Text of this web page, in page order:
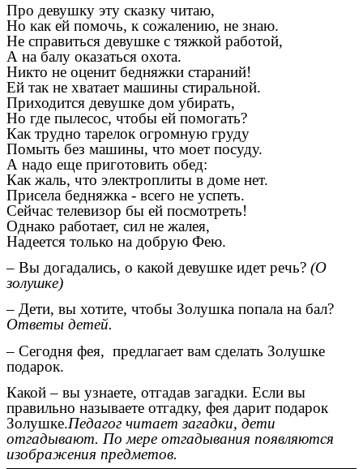
Про девушку эту сказку читаю,
Но как ей помочь, к сожалению, не знаю.
Не справиться девушке с тяжкой работой,
А на балу оказаться охота.
Никто не оценит бедняжки стараний!
Ей так не хватает машины стиральной.
Приходится девушке дом убирать,
Но где пылесос, чтобы ей помогать?
Как трудно тарелок огромную груду
Помыть без машины, что моет посуду.
А надо еще приготовить обед:
Как жаль, что электроплиты в доме нет.
Присела бедняжка - всего не успеть.
Сейчас телевизор бы ей посмотреть!
Однако работает, сил не жалея,
Надеется только на добрую Фею.
– Вы догадались, о какой девушке идет речь? (О
золушке)
– Дети, вы хотите, чтобы Золушка попала на бал?
Ответы детей.
– Сегодня фея, предлагает вам сделать Золушке
подарок.
Какой – вы узнаете, отгадав загадки. Если вы
правильно называете отгадку, фея дарит подарок
Золушке.Педагог читает загадки, дети
отгадывают. По мере отгадывания появляются
изображения предметов.